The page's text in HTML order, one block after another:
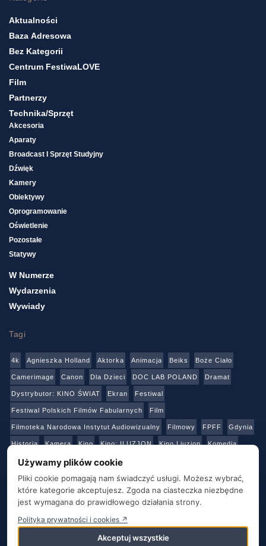
Aktualności
Baza Adresowa
Bez Kategorii
Centrum FestiwaLOVE
Film
Partnerzy
Technika/sprzęt
Akcesoria
Aparaty
Broadcast I Sprzęt Studyjny
Dźwięk
Kamery
Obiektywy
Oprogramowanie
Oświetlenie
Pozostałe
Statywy
W Numerze
Wydarzenia
Wywiady
Tagi
4k Agnieszka Holland Aktorka Animacja Beiks Boże Ciało
Camerimage Canon Dla Dzieci DOC LAB POLAND Dramat
Dystrybutor: KINO ŚWIAT Ekran Festiwal
Festiwal Polskich Filmów Fabularnych Film
Filmoteka Narodowa Instytut Audiowizualny Filmowy FPFF Gdynia
Historia Kamera Kino Kino: ILUZJON Kino Liuzjon Komedia
Konkurs Netflix Online Panasonic
Produkcja Produkcja: Polska Reżyser Sony Sztuka Teatr
Telewizja Transmisja Video Warszawa Warsztaty Wideo
Używamy plików cookie
Pliki cookie pomagają nam świadczyć usługi. Możesz wybrać,
które kategorie akceptujesz. Zgoda na ciasteczka niezbędne
jest wymagana do prawidłowego działania strony.
Polityka prywatności i cookies ↗
Akceptuj wszystkie